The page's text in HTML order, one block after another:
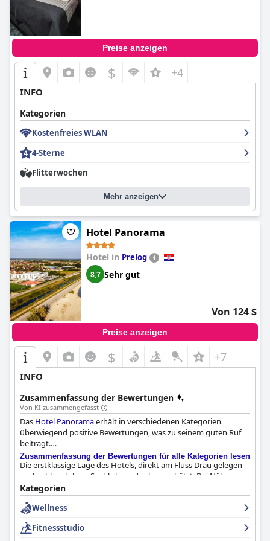
Preise anzeigen
$ +4
INFO
Kategorien
Kostenfreies WLAN
4-Sterne
Flitterwochen
Mehr anzeigen
Hotel Panorama
Hotel in Prelog
8,7 Sehr gut
Von 124 $
Preise anzeigen
$ +7
INFO
Zusammenfassung der Bewertungen
Von KI zusammengefasst
Das Hotel Panoramaerhält in verschiedenen Kategorien
überwiegend positive Bewertungen, was zu seinem guten Ruf
beiträgt.
Die erstklassige Lage des Hotels, direkt am Fluss Drau gelegen
und mit herrlichem Seeblick, wird sehr geschätzt. Die Nähe zur
Autobahn wird von den Gästen als vorteilhaft empfunden und
ergänzt die landschaftliche Schönheit durch eine einfache
Erreichbarkeit. Diese Lage am See sowie das herzliche Auftreten
des Personals tragen gemeinsam zur Attraktivität und zum
Gesamterlebnis bei.
Zusammenfassung der Bewertungen für alle Kategorien lesen
Kategorien
Wellness
Fitnessstudio